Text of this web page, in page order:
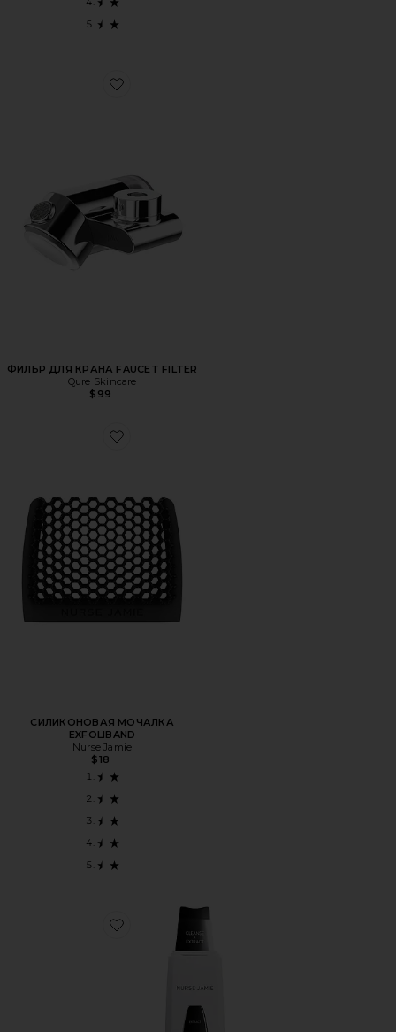
Favorite ФИЛЬР ДЛЯ КРАНА FAUCET FILTER
ФИЛЬР ДЛЯ КРАНА FAUCET FILTER
Qure Skincare
$99
Favorite СИЛИКОНОВАЯ МОЧАЛКА EXFOLIBAND
СИЛИКОНОВАЯ МОЧАЛКА
EXFOLIBAND
Nurse Jamie
$18
Favorite СРЕДСТВО ДЛЯ ОЧИСТКИ ЛИЦА